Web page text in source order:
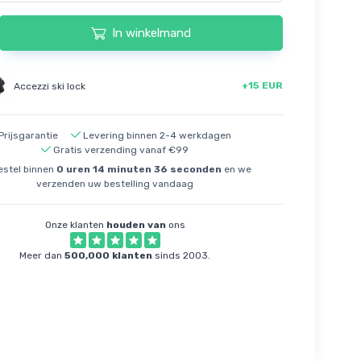
In winkelmand
Accezzi ski lock +15 EUR
Levering binnen 2-4 werkdagen
Gratis verzending vanaf €99
binnen 0 uren14 minuten35 seconden en we
verzenden uw bestelling vandaag
Onze klanten houden van ons
Meer dan500,000 klanten sinds 2003.